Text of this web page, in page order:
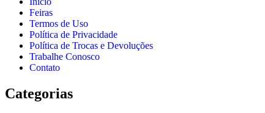
Feiras
Termos de Uso
Política de Privacidade
Política de Trocas e Devoluções
Trabalhe Conosco
Contato
Categorias